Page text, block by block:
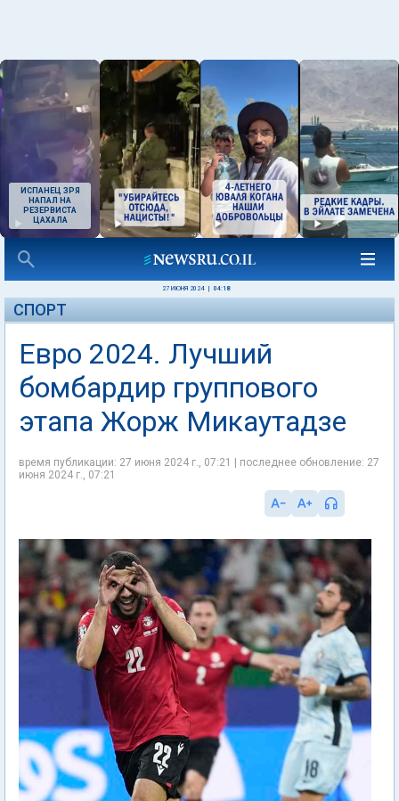
ИСПАНЕЦ ЗРЯ
НАПАЛ НА
РЕЗЕРВИСТА
ЦАХАЛА
27 ИЮНЯ 2024 04:18
СПОРТ
Евро 2024. Лучший
бомбардир группового
этапа Жорж Микаутадзе
время публикации: 27 июня 2024 г., 07:21 | последнее обновление: 27
июня 2024 г., 07:21